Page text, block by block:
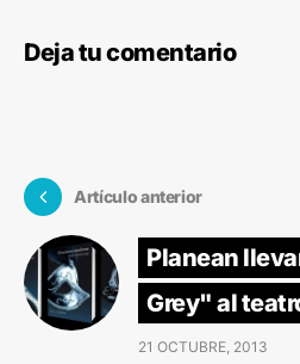
Deja tu comentario
Artículo anterior
Planean
Grey" al
21 OCTUBRE, 2013